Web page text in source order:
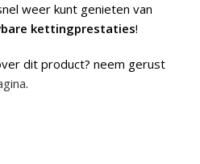
weer kunt genieten van
kettingprestaties!
dit product? neem gerust
.